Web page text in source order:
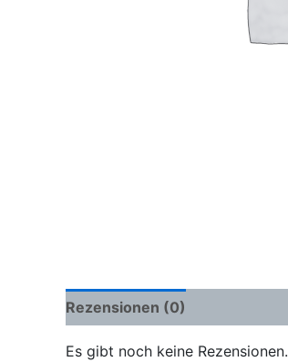
Rezensionen (0)
Es gibt noch keine Rezensionen.